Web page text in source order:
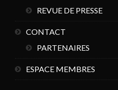
REVUE DE PRESSE
CONTACT
PARTENAIRES
ESPACE MEMBRES